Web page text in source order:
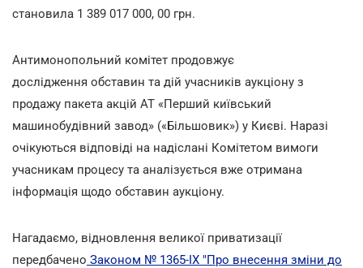
становила 1 389 017 000, 00 грн.
Антимонопольний комітет продовжує
дослідження обставин та дій учасників аукціону з
продажу пакета акцій АТ «Перший київський
машинобудівний завод» («Більшовик») у Києві. Наразі
очікуються відповіді на надіслані Комітетом вимоги
учасникам процесу та аналізується вже отримана
інформація щодо обставин аукціону.
Нагадаємо, відновлення великої приватизації
передбачено Законом № 1365-IX "Про внесення зміни до